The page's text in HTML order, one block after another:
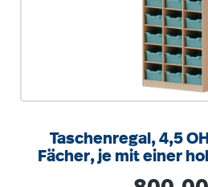
Taschenregal, 4,5
Fächer, je mit einer
Regulärer